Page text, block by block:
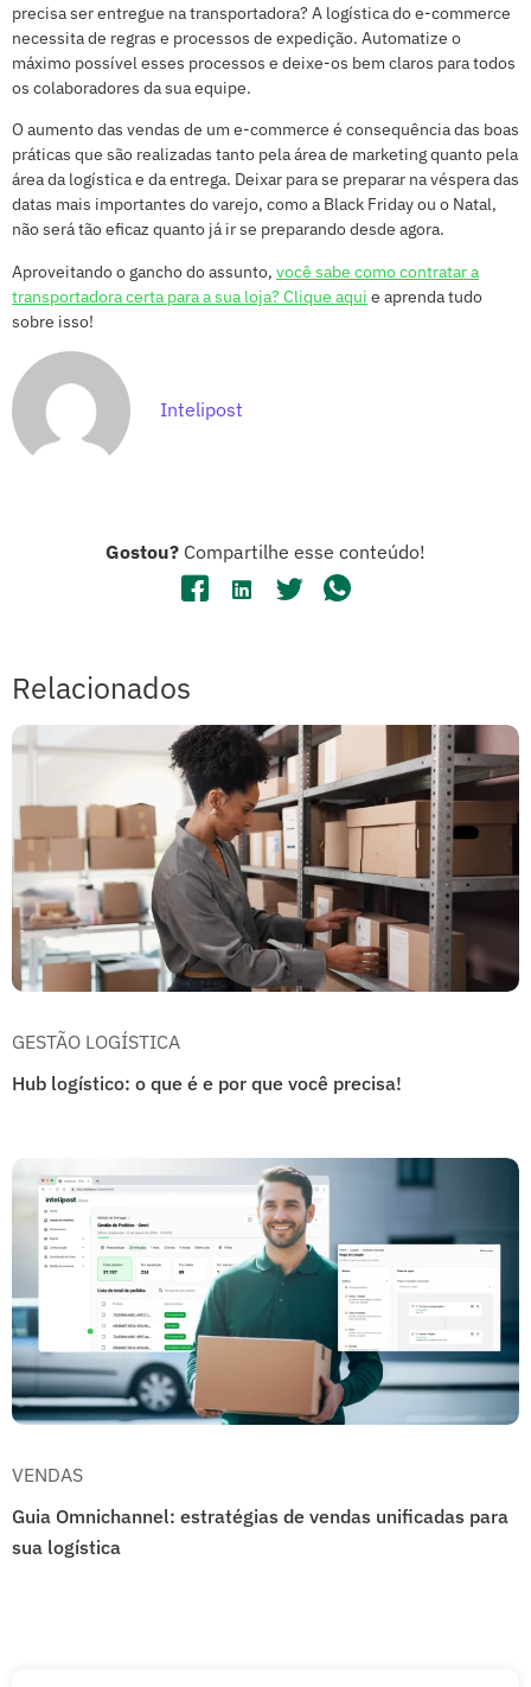
precisa ser entregue na transportadora? A logística do e-commerce
necessita de regras e processos de expedição. Automatize o
máximo possível esses processos e deixe-os bem claros para todos
os colaboradores da sua equipe.
O aumento das vendas de um e-commerce é consequência das boas
práticas que são realizadas tanto pela área de marketing quanto pela
área da logística e da entrega. Deixar para se preparar na véspera das
datas mais importantes do varejo, como a Black Friday ou o Natal,
não será tão eficaz quanto já ir se preparando desde agora.
Aproveitando o gancho do assunto, você sabe como contratar a
transportadora certa para a sua loja? Clique aqui e aprenda tudo
sobre isso!
Intelipost
Gostou? Compartilhe esse conteúdo!
Relacionados
GESTÃO LOGÍSTICA
Hub logístico: o que é e por que você precisa!
VENDAS
Guia Omnichannel: estratégias de vendas unificadas para
sua logística